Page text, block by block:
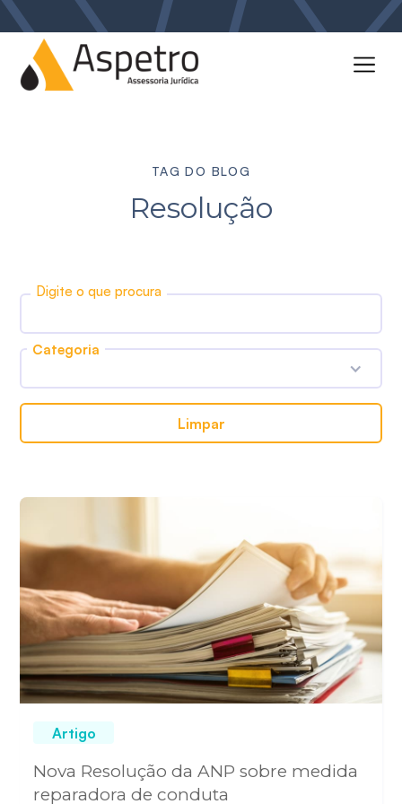
TAG DO BLOG
Resolução
Digite o que procura
Categoria
Limpar
Artigo
Nova Resolução da ANP sobre medida
reparadora de conduta